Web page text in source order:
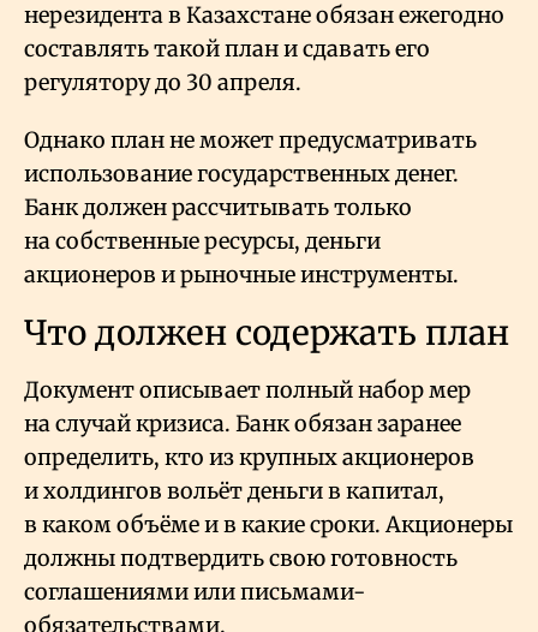
нерезидента в Казахстане обязан ежегодно
составлять такой план и сдавать его
регулятору до 30 апреля.
Однако план не может предусматривать
использование государственных денег.
Банк должен рассчитывать только
на собственные ресурсы, деньги
акционеров и рыночные инструменты.
Что должен содержать план
Документ описывает полный набор мер
на случай кризиса. Банк обязан заранее
определить, кто из крупных акционеров
и холдингов вольёт деньги в капитал,
в каком объёме и в какие сроки. Акционеры
должны подтвердить свою готовность
соглашениями или письмами-
обязательствами.